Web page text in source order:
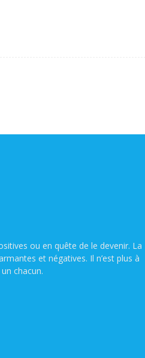
ou en quête de le devenir. La
et négatives. Il n’est plus à
chacun.